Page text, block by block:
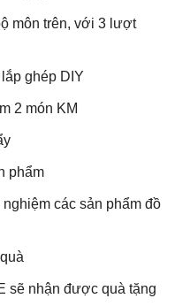
môn trên, với 3 lượt
ghép DIY
2 món KM
phẩm
các sản phẩm đồ
sẽ nhận được quà tặng